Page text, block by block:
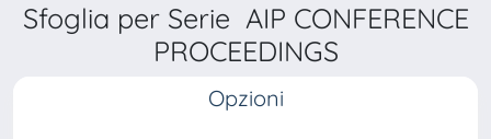
Sfoglia per Serie AIP CONFERENCE
PROCEEDINGS
Opzioni